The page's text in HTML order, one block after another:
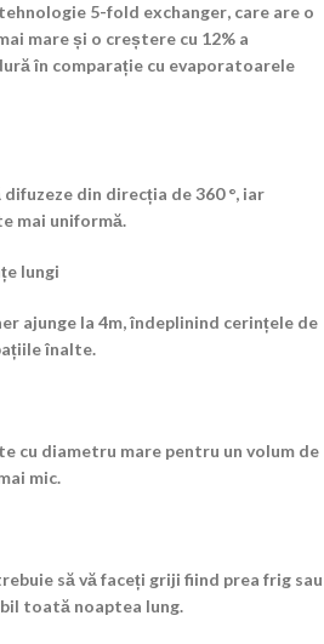
5-fold exchanger, care are o
mare și o creștere cu 12% a
în comparație cu evaporatoarele
din direcția de 360 °, iar
mai uniformă.
lungi
ajunge la 4m, îndeplinind cerințele de
înalte.
cu diametru mare pentru un volum de
mic.
să vă faceți griji fiind prea frig sau
toată noaptea lung.